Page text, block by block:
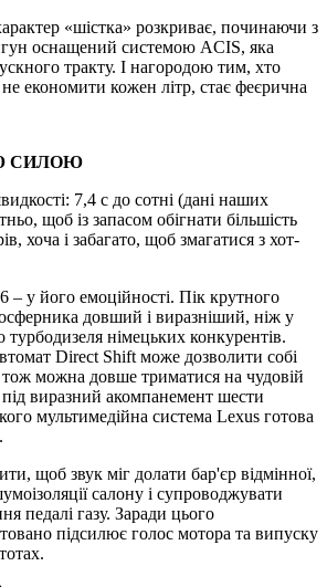
«шістка» розкриває, починаючи з
оснащений системою ACIS, яка
тракту. І нагородою тим, хто
економити кожен літр, стає феєрична
СИЛОЮ
7,4 с до сотні (дані наших
щоб із запасом обігнати більшість
хоча і забагато, щоб змагатися з хот-
– у його емоційності. Пік крутного
довший і виразнiший, ніж у
турбодизеля німецьких конкурентів.
Direct Shift може дозволити собі
можна довше триматися на чудовій
під виразний акомпанемент шести
мультимедійна система Lexus готова
щоб звук міг долати бар'єр відмінної,
салону і супроводжувати
педалі газу. Заради цього
підсилює голос мотора та випуску